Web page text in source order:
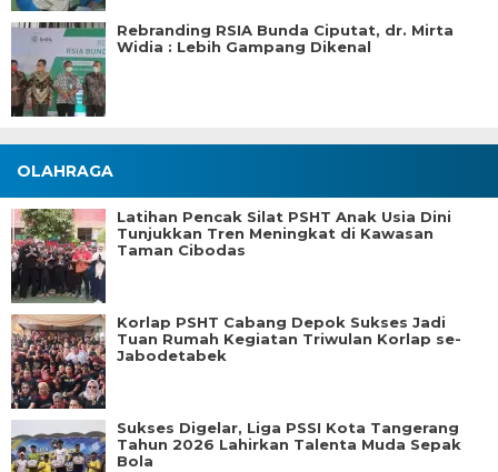
Rebranding RSIA Bunda Ciputat, dr. Mirta
Widia : Lebih Gampang Dikenal
OLAHRAGA
Latihan Pencak Silat PSHT Anak Usia Dini
Tunjukkan Tren Meningkat di Kawasan
Taman Cibodas
Korlap PSHT Cabang Depok Sukses Jadi
Tuan Rumah Kegiatan Triwulan Korlap se-
Jabodetabek
Sukses Digelar, Liga PSSI Kota Tangerang
Tahun 2026 Lahirkan Talenta Muda Sepak
Bola